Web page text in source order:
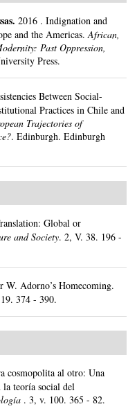
2016 . Indignation and
and the Americas. African,
Past Oppression,
Press.
Between Social-
Practices in Chile and
Trajectories of
. Edinburgh. Edinburgh
Global or
and Society. 2, V. 38. 196 -
W. Adorno’s Homecoming.
374 - 390.
cosmopolita al otro: Una
teoría social del
. 3, v. 100. 365 - 82.